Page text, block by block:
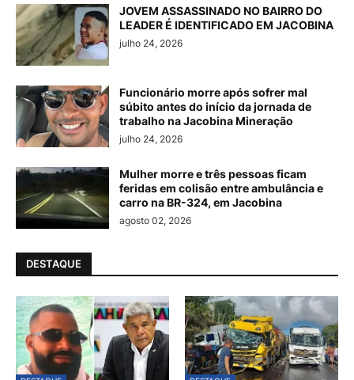
JOVEM ASSASSINADO NO BAIRRO DO
LEADER É IDENTIFICADO EM JACOBINA
julho 24, 2026
Funcionário morre após sofrer mal
súbito antes do início da jornada de
trabalho na Jacobina Mineração
julho 24, 2026
Mulher morre e três pessoas ficam
feridas em colisão entre ambulância e
carro na BR-324, em Jacobina
agosto 02, 2026
DESTAQUE